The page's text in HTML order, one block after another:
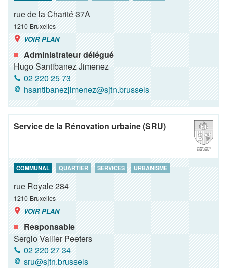
rue de la Charité 37A
1210 Bruxelles
VOIR PLAN
Administrateur délégué
Hugo Santibanez Jimenez
02 220 25 73
hsantibanezjimenez@sjtn.brussels
Service de la Rénovation urbaine (SRU)
COMMUNAL QUARTIER SERVICES URBANISME
rue Royale 284
1210 Bruxelles
VOIR PLAN
Responsable
Sergio Vallier Peeters
02 220 27 34
sru@sjtn.brussels